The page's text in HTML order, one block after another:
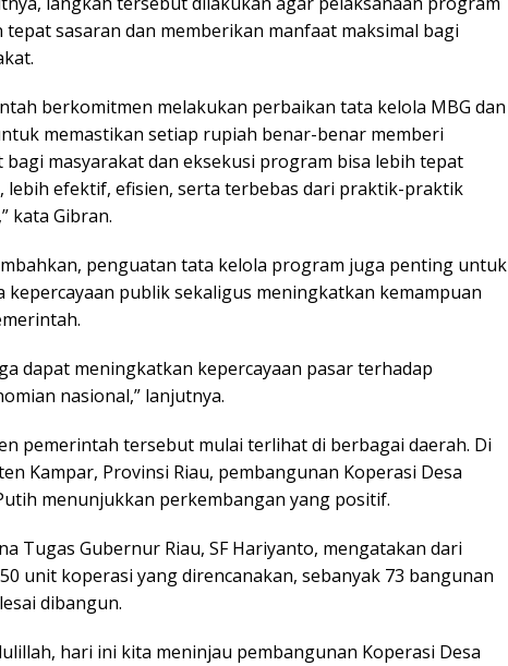
tepat sasaran dan memberikan manfaat maksimal bagi
berkomitmen melakukan perbaikan tata kelola MBG dan
memastikan setiap rupiah benar-benar memberi
bagi masyarakat dan eksekusi program bisa lebih tepat
lebih efektif, efisien, serta terbebas dari praktik-praktik
kata Gibran.
penguatan tata kelola program juga penting untuk
kepercayaan publik sekaligus meningkatkan kemampuan
dapat meningkatkan kepercayaan pasar terhadap
nasional,” lanjutnya.
pemerintah tersebut mulai terlihat di berbagai daerah. Di
Kampar, Provinsi Riau, pembangunan Koperasi Desa
menunjukkan perkembangan yang positif.
Tugas Gubernur Riau, SF Hariyanto, mengatakan dari
unit koperasi yang direncanakan, sebanyak 73 bangunan
dibangun.
hari ini kita meninjau pembangunan Koperasi Desa